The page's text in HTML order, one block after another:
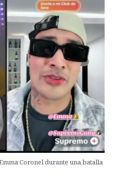
Coronel durante una batalla